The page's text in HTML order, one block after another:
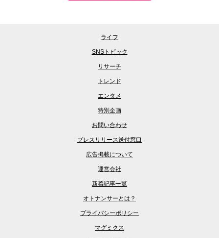
ライフ
SNSトピック
リサーチ
トレンド
エンタメ
特別企画
お問い合わせ
プレスリリース送付窓口
広告掲載について
運営会社
新着記事一覧
オトナンサーとは？
プライバシーポリシー
マグミクス